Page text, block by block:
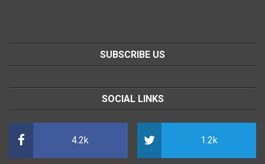
SUBSCRIBE US
SOCIAL LINKS
4.2k 1.2k